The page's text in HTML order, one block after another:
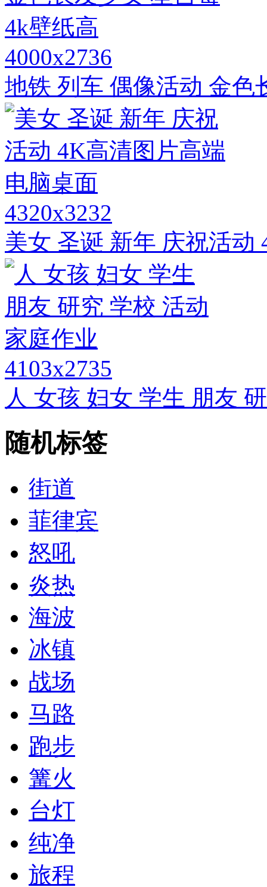
4000x2736
地铁 列车 偶像活动 金色
4320x3232
美女 圣诞 新年 庆祝活
4103x2735
人 女孩 妇女 学生 朋友
随机标签
街道
菲律宾
怒吼
炎热
海波
冰镇
战场
马路
跑步
篝火
台灯
纯净
旅程